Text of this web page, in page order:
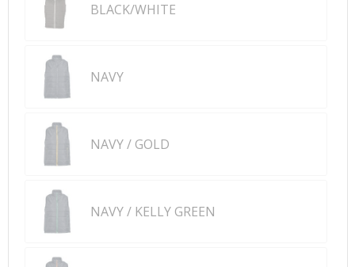
BLACK/WHITE
NAVY
NAVY / GOLD
NAVY / KELLY GREEN